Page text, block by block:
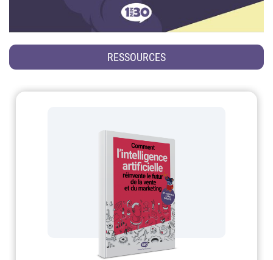
RESSOURCES